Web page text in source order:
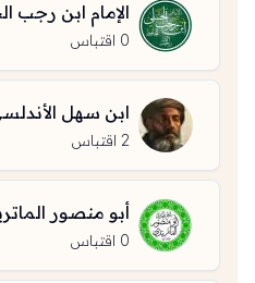
الإمام ابن رجب
0 اقتباس
ابن سهل
2 اقتباس
أبو منصور
0 اقتباس